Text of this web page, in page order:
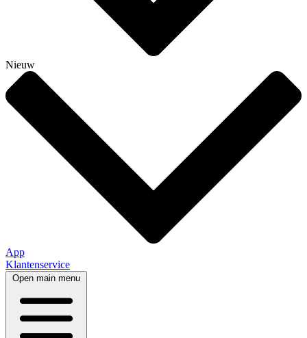
Nieuw
App
Klantenservice
Open main menu